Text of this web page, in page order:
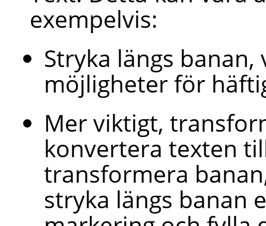
exempelvis:
Stryka längs
möjligheter för
Mer viktigt,
konvertera texten
transformera
stryka längs banan